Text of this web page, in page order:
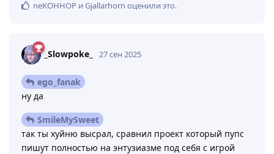
neKOHHOP иGjallarhorn оценили это.
_Slowpoke_ 27 сен 2025
ego_fanak
ну да
SmileMySweet
так ты хуйню высрал, сравнил проект который пупс
пишут полностью на энтузиазме под себя с игрой